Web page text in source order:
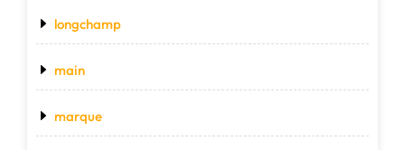
longchamp
main
marque